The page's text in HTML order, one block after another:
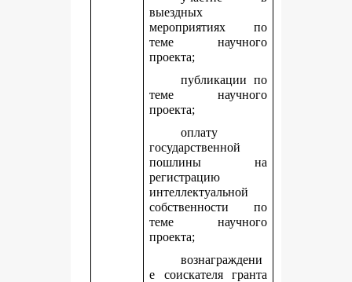
выездных
мероприятиях по
теме научного
проекта;
публикации по
теме научного
проекта;
оплату
государственной
пошлины на
регистрацию
интеллектуальной
собственности по
теме научного
проекта;
вознаграждени
е соискателя гранта